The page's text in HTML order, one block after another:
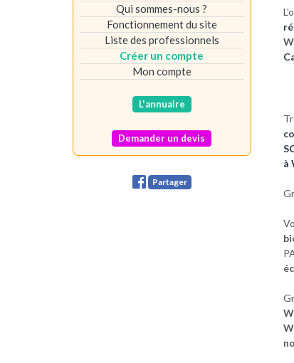
à
Qui sommes-nous ?
Fonctionnement du site
Liste des professionnels
Créer un compte
Mon compte
L'annuaire
Demander un devis
Partager